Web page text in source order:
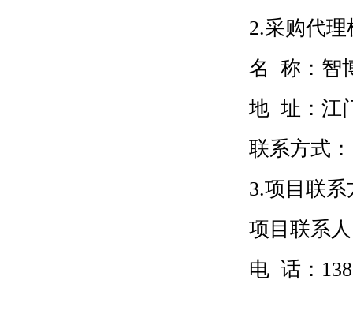
2.采购代
名 称： 智
地 址： 江
联系方式：
3.项目联系
项目联系
电 话：